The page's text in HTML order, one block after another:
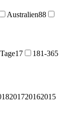
Australien88
17
181-365
201720162015